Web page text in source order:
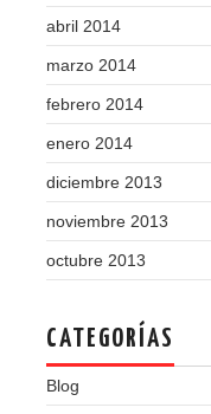
abril 2014
marzo 2014
febrero 2014
enero 2014
diciembre 2013
noviembre 2013
octubre 2013
CATEGORÍAS
Blog